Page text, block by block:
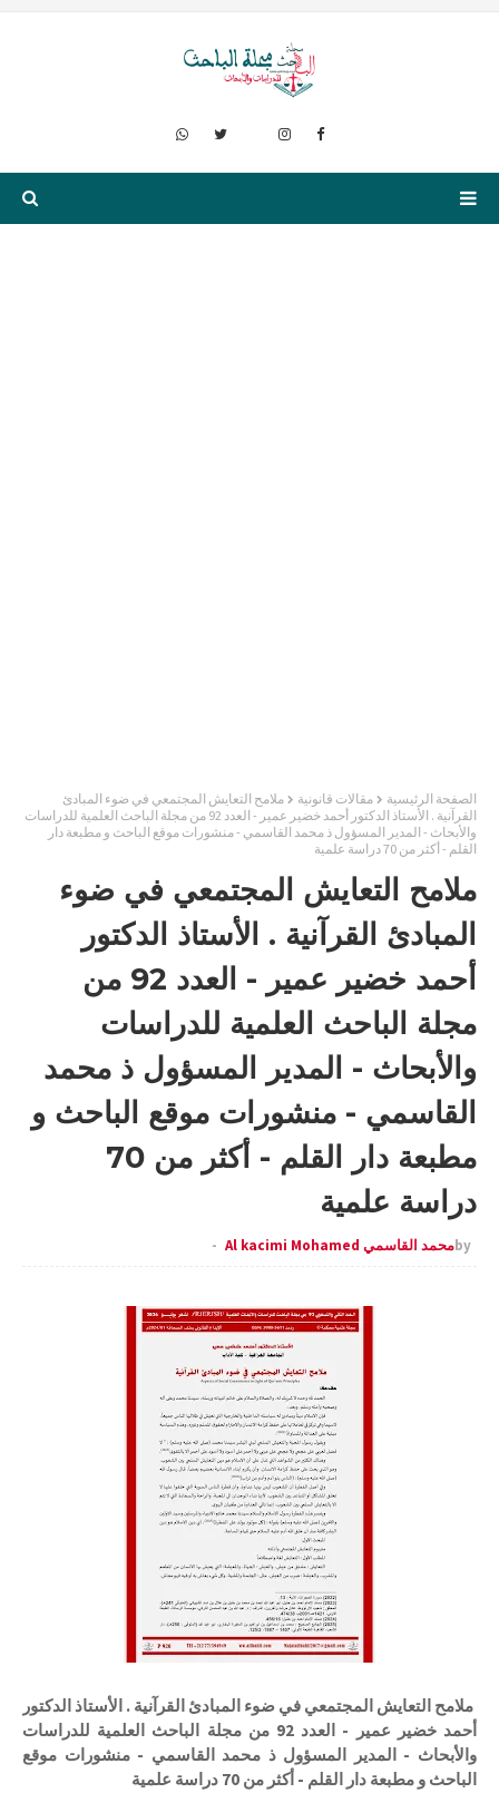
الصفحة الرئيسية مقالات قانونية
ملامح التعايش المجتمعي في ضوء المبادئ
القرآنية . الأستاذ الدكتور أحمد خضير عمير - العدد 92 من مجلة الباحث العلمية للدراسات
والأبحاث - المدير المسؤول ذ محمد القاسمي - منشورات موقع الباحث و مطبعة دار
القلم - أكثر من 70 دراسة علمية
ملامح التعايش المجتمعي في ضوء
المبادئ القرآنية . الأستاذ الدكتور
أحمد خضير عمير - العدد 92 من
مجلة الباحث العلمية للدراسات
والأبحاث - المدير المسؤول ذ محمد
القاسمي - منشورات موقع الباحث و
مطبعة دار القلم - أكثر من 70
دراسة علمية
byمحمد القاسمي Al kacimi Mohamed
ملامح التعايش المجتمعي في ضوء المبادئ القرآنية . الأستاذ الدكتور
أحمد خضير عمير - العدد 92 من مجلة الباحث العلمية للدراسات
والأبحاث - المدير المسؤول ذ محمد القاسمي - منشورات موقع
الباحث و مطبعة دار القلم - أكثر من 70 دراسة علمية